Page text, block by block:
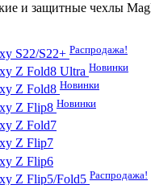
и защитные чехлы
S22/S22+ Распродажа!
Z Fold8 Ultra Новинки
Z Fold8 Новинки
Z Flip8 Новинки
Z Fold7
Z Flip7
Z Flip6
Z Flip5/Fold5 Распродажа!